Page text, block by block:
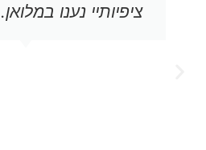
תודה ענקית!